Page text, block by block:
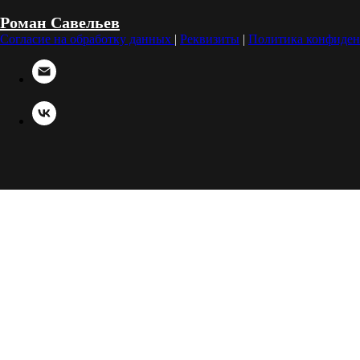
Роман Савельев
Согласие на обработку данных | Реквизиты | Политика